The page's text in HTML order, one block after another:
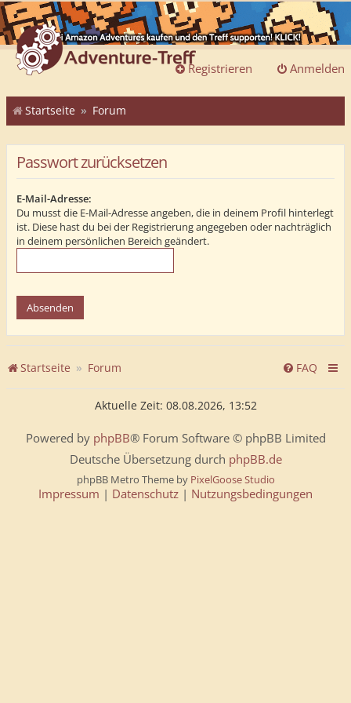
Anmelden
Registrieren
Startseite Forum
Passwort zurücksetzen
E-Mail-Adresse:
Du musst die E-Mail-Adresse angeben, die in deinem Profil hinterlegt
ist. Diese hast du bei der Registrierung angegeben oder nachträglich
in deinem persönlichen Bereich geändert.
Startseite Forum FAQ
Aktuelle Zeit: 08.08.2026, 13:52
Powered by phpBB® Forum Software © phpBB Limited
Deutsche Übersetzung durch phpBB.de
phpBB Metro Theme by PixelGoose Studio
Impressum | Datenschutz | Nutzungsbedingungen